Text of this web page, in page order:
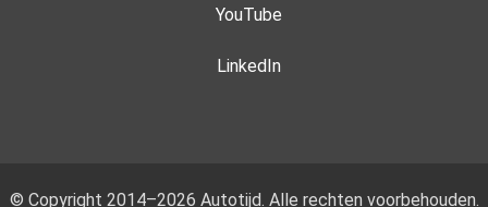
YouTube
LinkedIn
© Copyright 2014–2026 Autotijd. Alle rechten voorbehouden.